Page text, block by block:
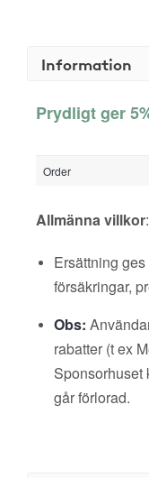
Information
Prydligt ger
Order
Allmänna villkor:
Ersättning
försäkringar,
Obs:
rabatter (t ex
Sponsorhuset
går förlorad.